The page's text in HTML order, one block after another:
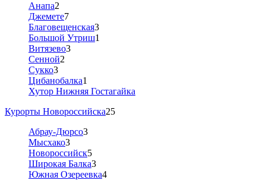
Анапа2
Джемете7
Благовещенская3
Большой Утриш1
Витязево3
Сенной2
Сукко3
Цибанобалка1
Хутор Нижняя Гостагайка
Курорты Новороссийска25
Абрау-Дюрсо3
Мысхако3
Новороссийск5
Широкая Балка3
Южная Озереевка4